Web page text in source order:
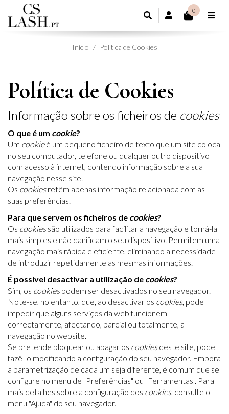
CONTA DE
0
Início Política de Cookies
Política de Cookies
Informação sobre os ficheiros de cookies
O que é um cookie?
Um cookieé um pequeno ficheiro de texto que um site coloca
no seu computador, telefone ou qualquer outro dispositivo
com acesso à internet, contendo informação sobre a sua
navegação nesse site.
Os cookiesretêm apenas informação relacionada com as
suas preferências.
Para que servem os ficheiros de cookies?
Os cookiessão utilizados para facilitar a navegação e torná-la
mais simples e não danificam o seu dispositivo. Permitem uma
navegação mais rápida e eficiente, eliminando a necessidade
de introduzir repetidamente as mesmas informações.
É possível desactivar a utilização de cookies?
Sim, os cookiespodem ser desactivados no seu navegador.
Note-se, no entanto, que, ao desactivar os cookies, pode
impedir que alguns serviços da web funcionem
correctamente, afectando, parcial ou totalmente, a
navegação no website.
Se pretende bloquear ou apagar os cookiesdeste site, pode
fazê-lo modificando a configuração do seu navegador. Embora
a parametrização de cada um seja diferente, é comum que se
configure no menu de "Preferências" ou "Ferramentas". Para
mais detalhes sobre a configuração dos cookies, consulte o
menu "Ajuda" do seu navegador.​